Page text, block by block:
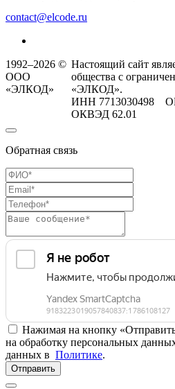
contact@elcode.ru
1992–2026 ©
ООО
«ЭЛКОД»
Настоящий сайт
общества с
«ЭЛКОД».
ИНН 7713030498
ОКВЭД 62.01
Обратная связь
Нажимая на кнопку
на обработку персональных
данных в Политике.
Отправить